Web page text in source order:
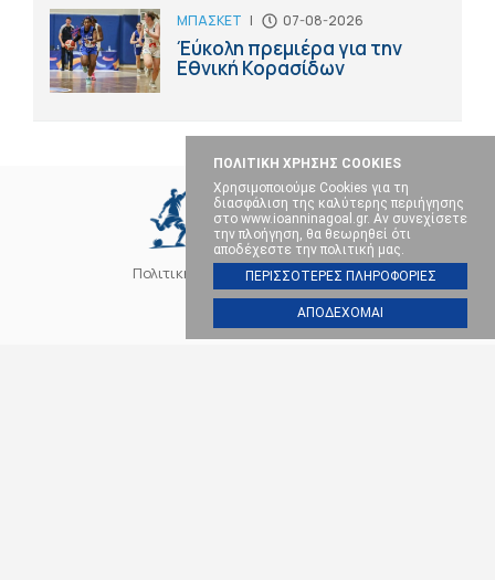
ΠΟΛΙΤΙΚΗ ΧΡΗΣΗΣ COOKIES
Χρησιμοποιούμε Cookies για τη
διασφάλιση της καλύτερης περιήγησης
στο www.ioanninagoal.gr. Αν συνεχίσετε
την πλοήγηση, θα θεωρηθεί ότι
αποδέχεστε την πολιτική μας.
ΠΕΡΙΣΣΟΤΕΡΕΣ ΠΛΗΡΟΦΟΡΙΕΣ
ΑΠΟΔΕΧΟΜΑΙ
ΜΠΑΣΚΕΤ | 07-08-2026
Έύκολη πρεμιέρα για την
Εθνική Κορασίδων
Πολιτική Cookies Επικοινωνία
SOCIAL MEDIA